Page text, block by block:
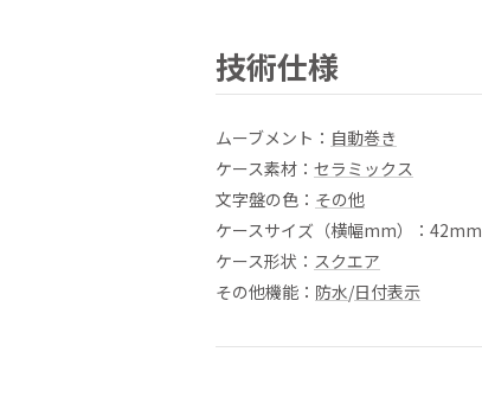
技術仕様
ムーブメント： 自動巻き
ケース素材： セラミックス
文字盤の色： その他
ケースサイズ（横幅mm）：42mm
ケース形状： スクエア
その他機能： 防水/日付表示